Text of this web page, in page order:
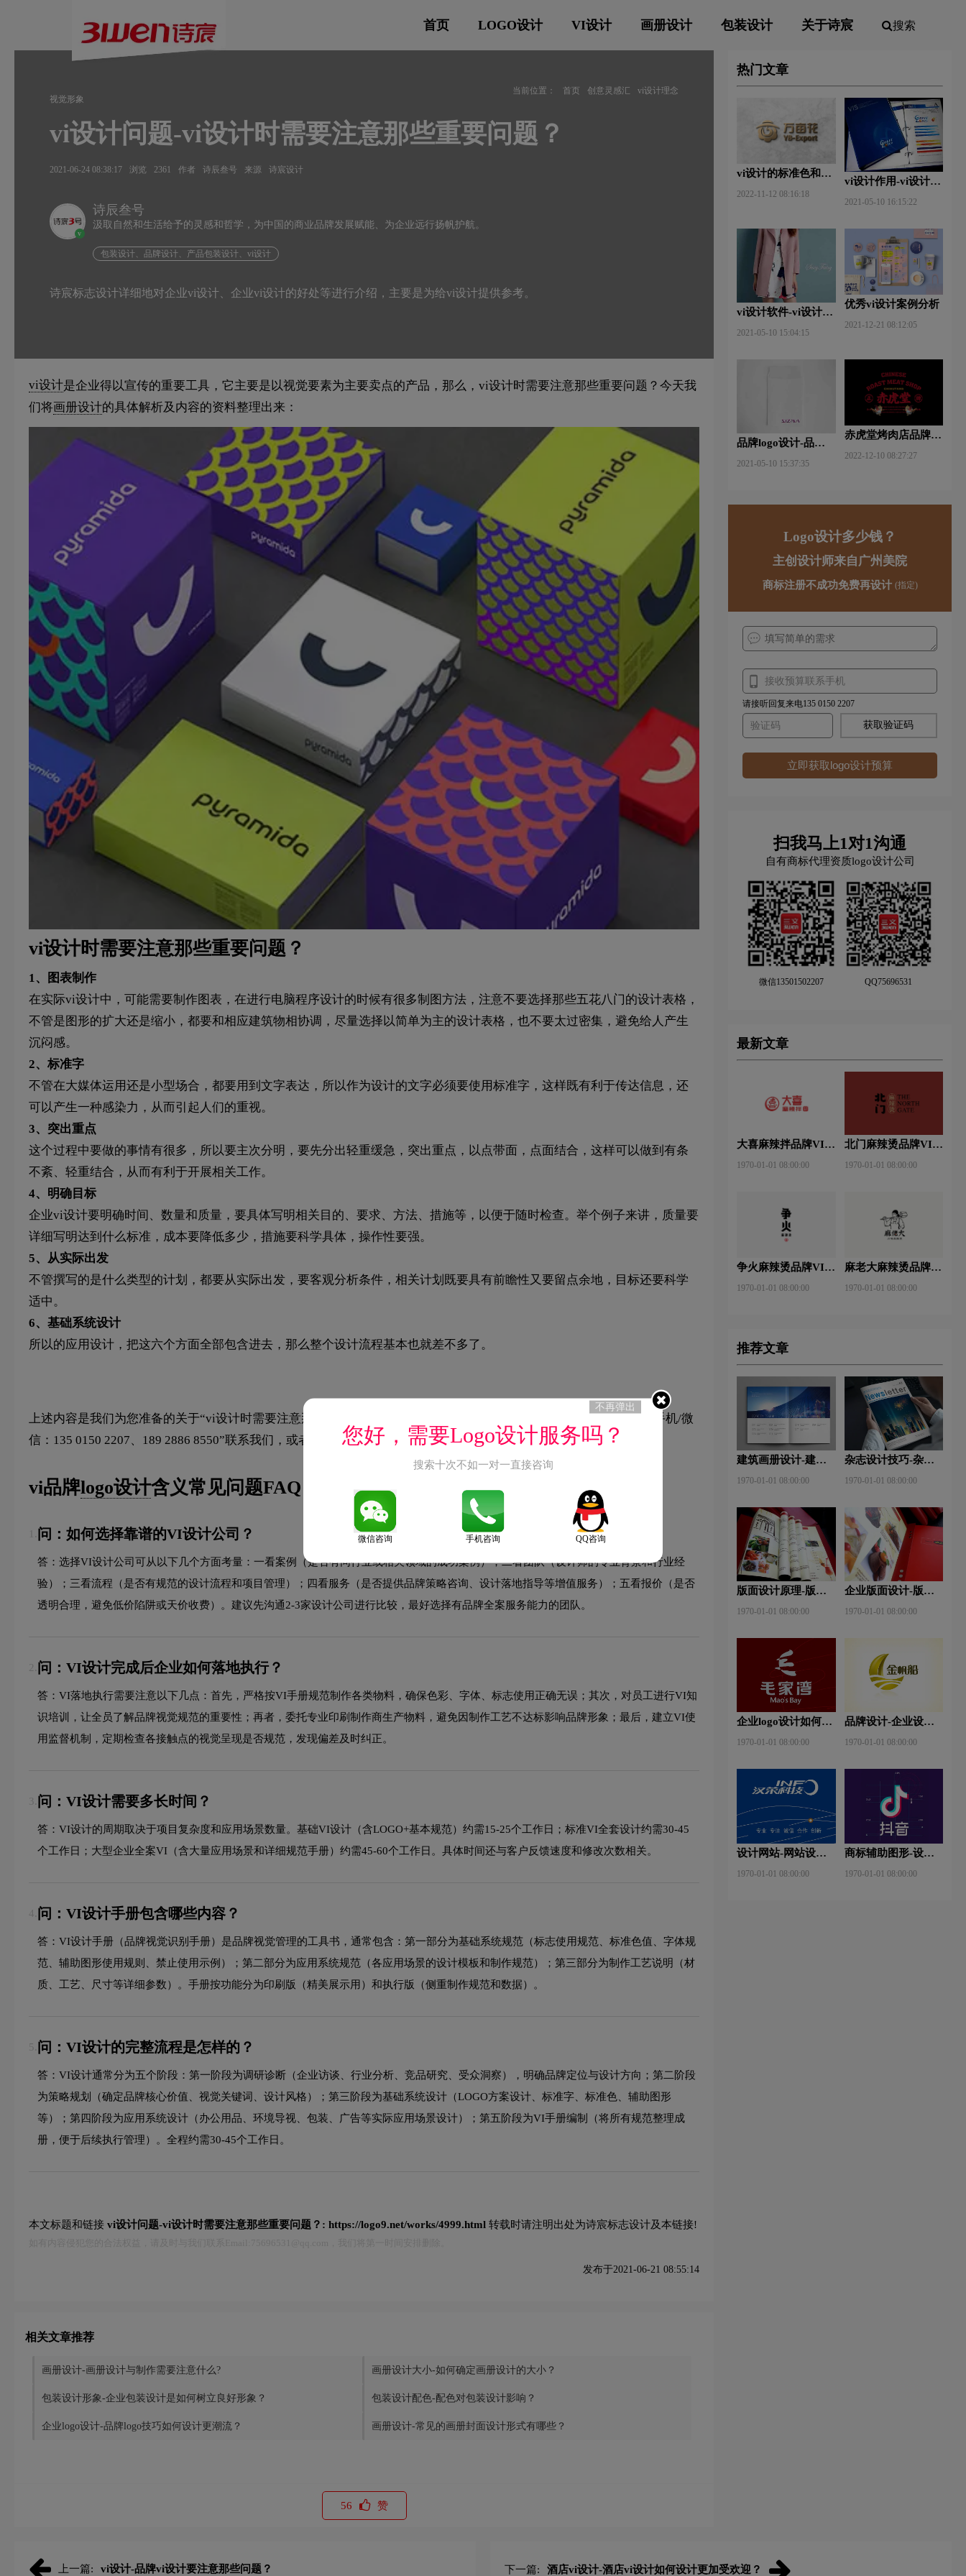
首页 LOGO设计 VI设计 画册设计 包装设计 关于诗宸 搜索
当前位置： 首页 创意灵感汇
vi设计理念
视觉形象
vi设计问题-vi设计时需要注意那些重要问题？
2021-06-24 08:38:17 浏览 2361 作者 诗辰叁号 来源 诗宸设计
v
诗辰叁号
汲取自然和生活给予的灵感和哲学，为中国的商业品牌发展赋能、为企业远行扬帆护航。
包装设计、品牌设计、产品包装设计、vi设计
诗宸标志设计详细地对企业vi设计、企业vi设计的好处等进行介绍，主要是为给vi设计提供参考。
vi设计是企业得以宣传的重要工具，它主要是以视觉要素为主要卖点的产品，那么，vi设计时需要注意那些重要问题？今天我
们将画册设计的具体解析及内容的资料整理出来：
vi设计时需要注意那些重要问题？
1、图表制作
在实际vi设计中，可能需要制作图表，在进行电脑程序设计的时候有很多制图方法，注意不要选择那些五花八门的设计表格，
不管是图形的扩大还是缩小，都要和相应建筑物相协调，尽量选择以简单为主的设计表格，也不要太过密集，避免给人产生
沉闷感。
2、标准字
不管在大媒体运用还是小型场合，都要用到文字表达，所以作为设计的文字必须要使用标准字，这样既有利于传达信息，还
可以产生一种感染力，从而引起人们的重视。
3、突出重点
这个过程中要做的事情有很多，所以要主次分明，要先分出轻重缓急，突出重点，以点带面，点面结合，这样可以做到有条
不紊、轻重结合，从而有利于开展相关工作。
4、明确目标
企业vi设计要明确时间、数量和质量，要具体写明相关目的、要求、方法、措施等，以便于随时检查。举个例子来讲，质量要
详细写明达到什么标准，成本要降低多少，措施要科学具体，操作性要强。
5、从实际出发
不管撰写的是什么类型的计划，都要从实际出发，要客观分析条件，相关计划既要具有前瞻性又要留点余地，目标还要科学
适中。
6、基础系统设计
所以的应用设计，把这六个方面全部包含进去，那么整个设计流程基本也就差不多了。
上述内容是我们为您准备的关于“vi设计时需要注意那些重要问题”全部内容，想要了解更多logo设计相关资讯，欢迎“手机/微
信：135 0150 2207、189 2886 8550”联系我们，或者收藏或者关注本网站https://logo9.net，我们会持续更新内容。
vi品牌logo设计含义常见问题FAQ
问：如何选择靠谱的VI设计公司？
答：选择VI设计公司可从以下几个方面考量：一看案例（是否有同行业或相关领域的成功案例）；二看团队（设计师的专业背景和行业经
验）；三看流程（是否有规范的设计流程和项目管理）；四看服务（是否提供品牌策略咨询、设计落地指导等增值服务）；五看报价（是否
透明合理，避免低价陷阱或天价收费）。建议先沟通2-3家设计公司进行比较，最好选择有品牌全案服务能力的团队。
2. 问：VI设计完成后企业如何落地执行？
答：VI落地执行需要注意以下几点：首先，严格按VI手册规范制作各类物料，确保色彩、字体、标志使用正确无误；其次，对员工进行VI知
识培训，让全员了解品牌视觉规范的重要性；再者，委托专业印刷制作商生产物料，避免因制作工艺不达标影响品牌形象；最后，建立VI使
用监督机制，定期检查各接触点的视觉呈现是否规范，发现偏差及时纠正。
3. 问：VI设计需要多长时间？
答：VI设计的周期取决于项目复杂度和应用场景数量。基础VI设计（含LOGO+基本规范）约需15-25个工作日；标准VI全套设计约需30-45
个工作日；大型企业全案VI（含大量应用场景和详细规范手册）约需45-60个工作日。具体时间还与客户反馈速度和修改次数相关。
4. 问：VI设计手册包含哪些内容？
答：VI设计手册（品牌视觉识别手册）是品牌视觉管理的工具书，通常包含：第一部分为基础系统规范（标志使用规范、标准色值、字体规
范、辅助图形使用规则、禁止使用示例）；第二部分为应用系统规范（各应用场景的设计模板和制作规范）；第三部分为制作工艺说明（材
质、工艺、尺寸等详细参数）。手册按功能分为印刷版（精美展示用）和执行版（侧重制作规范和数据）。
5. 问：VI设计的完整流程是怎样的？
答：VI设计通常分为五个阶段：第一阶段为调研诊断（企业访谈、行业分析、竞品研究、受众洞察），明确品牌定位与设计方向；第二阶段
为策略规划（确定品牌核心价值、视觉关键词、设计风格）；第三阶段为基础系统设计（LOGO方案设计、标准字、标准色、辅助图形
等）；第四阶段为应用系统设计（办公用品、环境导视、包装、广告等实际应用场景设计）；第五阶段为VI手册编制（将所有规范整理成
册，便于后续执行管理）。全程约需30-45个工作日。
本文标题和链接 vi设计问题-vi设计时需要注意那些重要问题？: https://logo9.net/works/4999.html 转载时请注明出处为诗宸标志设计及本链接!
发布于2021-06-21 08:55:14
相关文章推荐
画册设计-画册设计与制作需要注意什么? 画册设计大小-如何确定画册设计的大小？
包装设计形象-企业包装设计是如何树立良好形象？ 包装设计配色-配色对包装设计影响？
企业logo设计-品牌logo技巧如何设计更潮流？ 画册设计-常见的画册封面设计形式有哪些？
56 赞
热门文章
vi设计的标准色和辅
2022-11-12 08:16:18
vi设计作用-vi设计的
2021-05-10 16:15:22
vi设计软件-vi设计用
2021-05-10 15:04:15
优秀vi设计案例分析
2021-12-21 08:12:05
品牌logo设计-品牌vi
2021-05-10 15:37:35
赤虎堂烤肉店品牌VI
2022-12-10 08:27:27
Logo设计多少钱？
主创设计师来自广州美院
商标注册不成功免费再设计 (指定)
请接听回复来电135 0150 2207
获取验证码
立即获取logo设计预算
扫我马上1对1沟通
自有商标代理资质logo设计公司
微信13501502207 QQ75696531
最新文章
大喜麻辣拌品牌VI设
1970-01-01 08:00:00
北门麻辣烫品牌VI设
1970-01-01 08:00:00
争火麻辣烫品牌VI设
1970-01-01 08:00:00
麻老大麻辣烫品牌VI
1970-01-01 08:00:00
推荐文章
建筑画册设计-建筑
什么？有什么作用？
1970-01-01 08:00:00
杂志设计技巧-杂志
手法？
1970-01-01 08:00:00
版面设计原理-版面
素？
1970-01-01 08:00:00
企业版面设计-版面
形式有哪些？
1970-01-01 08:00:00
企业logo设计如何区
1970-01-01 08:00:00
品牌设计-企业设计
1970-01-01 08:00:00
设计网站-网站设计
1970-01-01 08:00:00
商标辅助图形-设计
1970-01-01 08:00:00
上一篇: vi设计-品牌vi设计要注意那些问题？ 下一篇: 酒店vi设计-酒店vi设计如何设计更加受欢迎？
不再弹出
您好，需要Logo设计服务吗？
搜索十次不如一对一直接咨询
微信咨询 手机咨询 QQ咨询